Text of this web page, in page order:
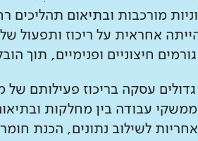
מורכבות ובתיאום תהליכים
אחראית על ריכוז ותפעול
חיצוניים ופנימיים, תוך
עסקה בריכוז פעילותם של
עבודה בין מחלקות
לשילוב נתונים, הכנת